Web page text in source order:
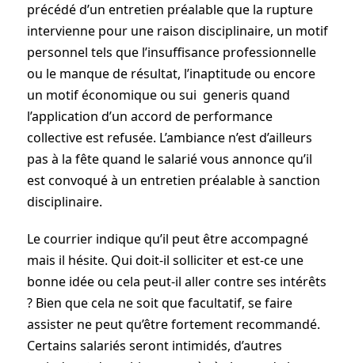
précédé d’un entretien préalable que la rupture
intervienne pour une raison disciplinaire, un motif
personnel tels que l’insuffisance professionnelle
ou le manque de résultat, l’inaptitude ou encore
un motif économique ou sui ­ generis quand
l’application d’un accord de performance
collective est refusée. L’ambiance n’est d’ailleurs
pas à la fête quand le salarié vous annonce qu’il
est convoqué à un entretien préalable à sanction
disciplinaire.
Le courrier indique qu’il peut être accompagné
mais il hésite. Qui doit-il solliciter et est-ce une
bonne idée ou cela peut-il aller contre ses intérêts
? Bien que cela ne soit que facultatif, se faire
assister ne peut qu’être fortement recommandé.
Certains salariés seront intimidés, d’autres